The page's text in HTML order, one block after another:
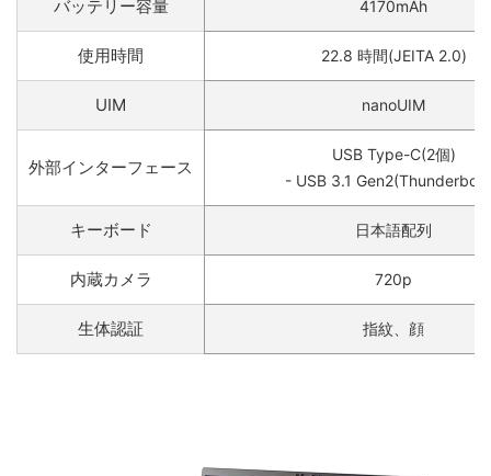
バッテリー容量 4170mAh
使用時間 22.8 時間(JEITA 2.0)
UIM nanoUIM
外部インターフェース
USB Type-C(2個)
- USB 3.1
キーボード 日本語配列
内蔵カメラ 720p
生体認証 指紋、顔